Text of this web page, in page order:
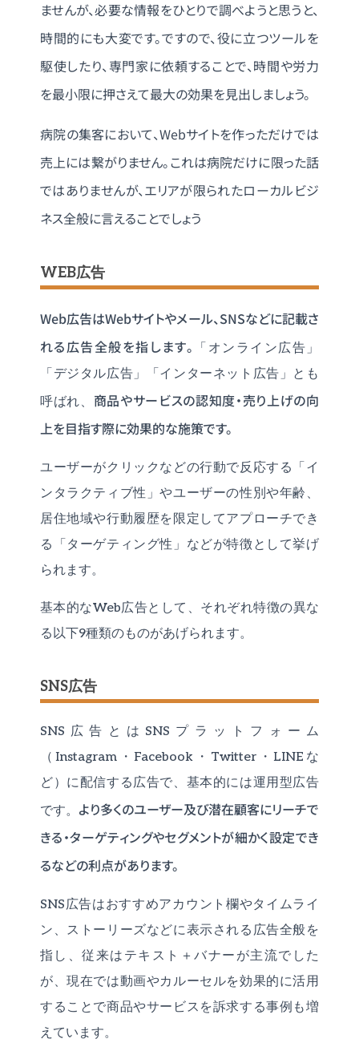
ませんが、必要な情報をひとりで調べようと思うと、
時間的にも大変です。ですので、役に立つツールを
駆使したり、専門家に依頼することで、時間や労力
を最小限に押さえて最大の効果を見出しましょう。
病院の集客において、Webサイトを作っただけでは
売上には繋がりません。これは病院だけに限った話
ではありませんが、エリアが限られたローカルビジ
ネス全般に言えることでしょう
WEB広告
Web広告はWebサイトやメール、SNSなどに記載さ
れる広告全般を指します。
「オンライン広告」
「デジタル広告」「インターネット広告」とも
呼ばれ、 商品やサービスの認知度・売り上げの向
上を目指す際に効果的な施策です。
ユーザーがクリックなどの行動で反応する「イ
ンタラクティブ性」やユーザーの性別や年齢、
居住地域や行動履歴を限定してアプローチでき
る「ターゲティング性」などが特徴として挙げ
られます。
基本的なWeb広告として、それぞれ特徴の異な
る以下9種類のものがあげられます。
SNS広告
SNS広告とはSNSプラットフォーム
（Instagram・Facebook・Twitter・LINEな
ど）に配信する広告で、基本的には運用型広告
です。 より多くのユーザー及び潜在顧客にリーチで
きる・ターゲティングやセグメントが細かく設定でき
るなどの利点があります。
SNS広告はおすすめアカウント欄やタイムライ
ン、ストーリーズなどに表示される広告全般を
指し、従来はテキスト＋バナーが主流でした
が、現在では動画やカルーセルを効果的に活用
することで商品やサービスを訴求する事例も増
えています。